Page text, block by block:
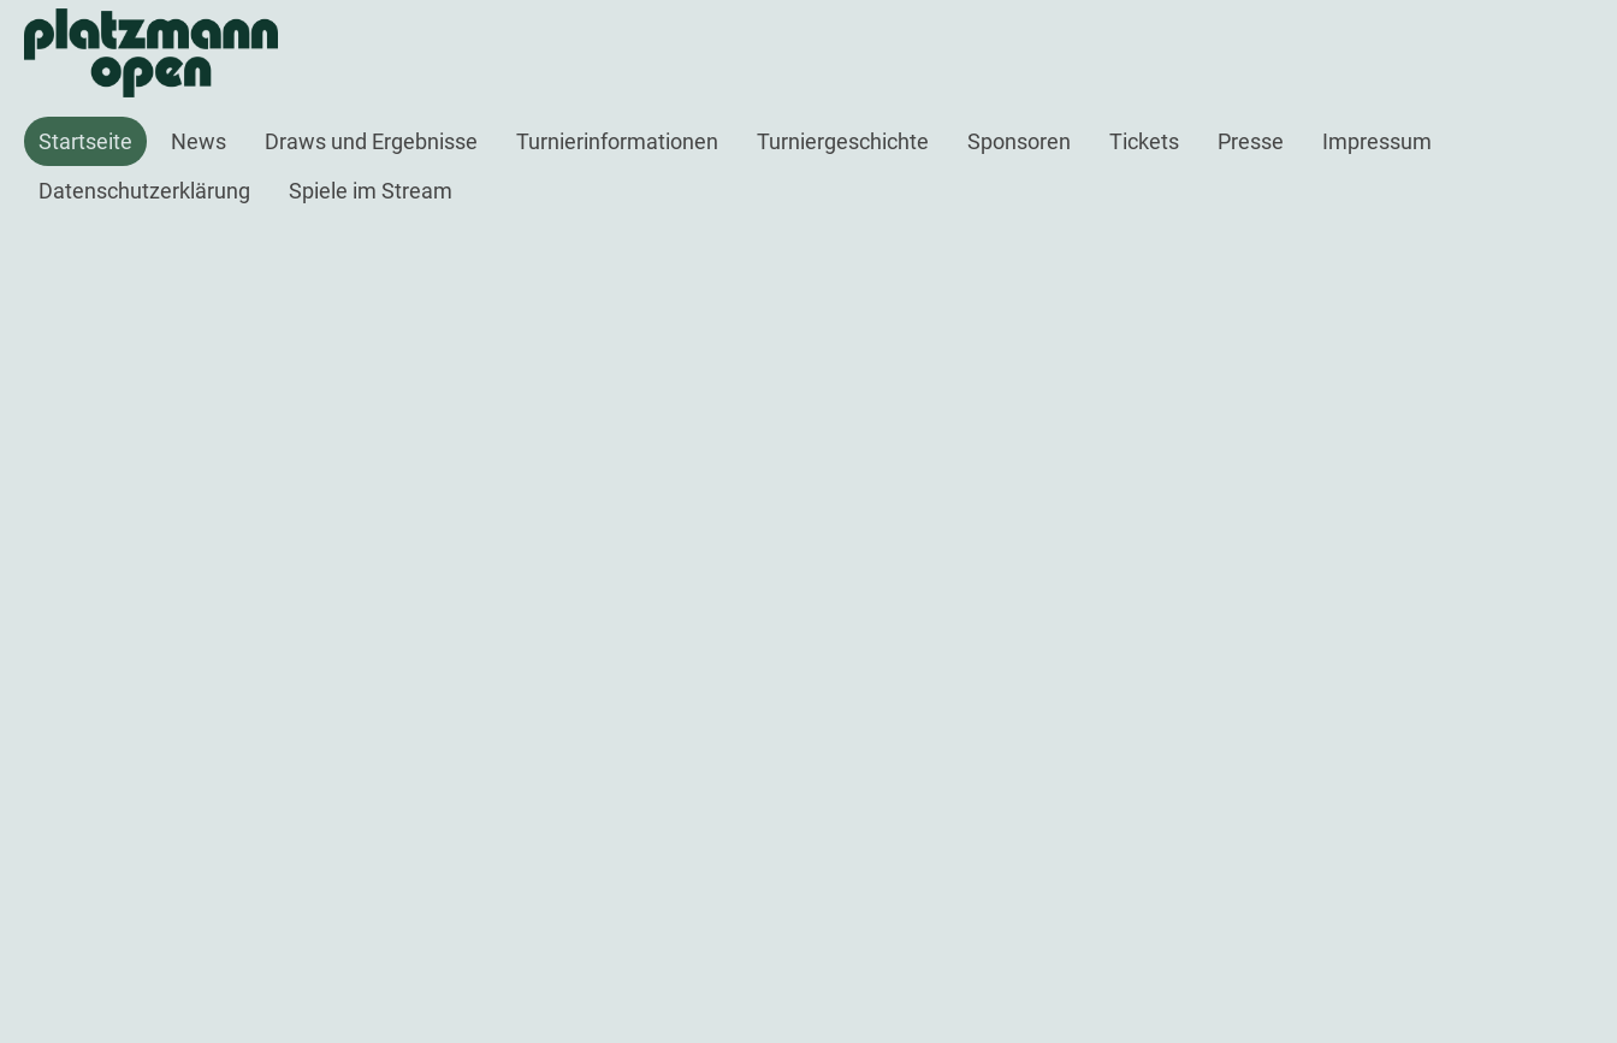
Startseite News Draws und Ergebnisse Turnierinformationen Turniergeschichte Sponsoren Tickets Presse
Impressum
Datenschutzerklärung
Spiele im Stream